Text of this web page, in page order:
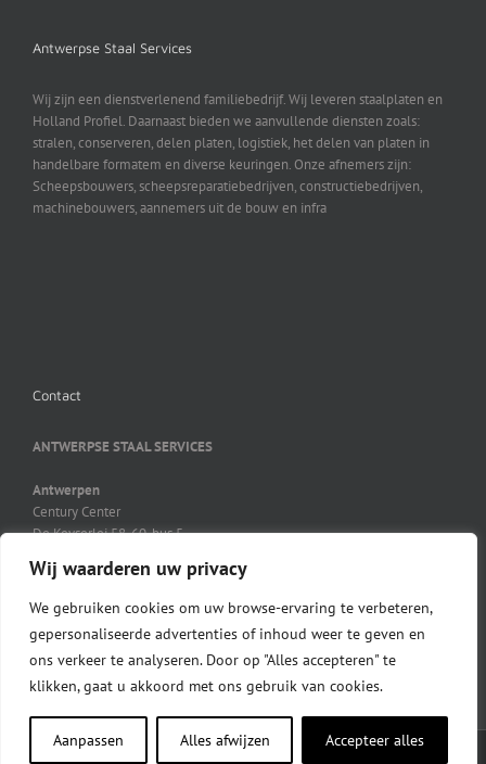
Wij waarderen uw privacy
We gebruiken cookies om uw browse-ervaring te verbeteren,
gepersonaliseerde advertenties of inhoud weer te geven en
ons verkeer te analyseren. Door op "Alles accepteren" te
klikken, gaat u akkoord met ons gebruik van cookies.
Aanpassen Alles afwijzen Accepteer alles
Antwerpse Staal Services
Wij zijn een dienstverlenend familiebedrijf. Wij leveren staalplaten en
Holland Profiel. Daarnaast bieden we aanvullende diensten zoals:
stralen, conserveren, delen platen, logistiek, het delen van platen in
handelbare formatem en diverse keuringen. Onze afnemers zijn:
Scheepsbouwers, scheepsreparatiebedrijven, constructiebedrijven,
machinebouwers, aannemers uit de bouw en infra
Contact
ANTWERPSE STAAL SERVICES
Antwerpen
Century Center
De Keyserlei 58-60, bus 5
03 231 41 21
03 231 45 27
info@ass-steel.be
2014 | developed byWigman van Dijk